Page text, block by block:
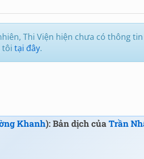
Thi Viện hiện chưa có thông
tôi tại đây.
Khanh): Bản dịch củaTrần